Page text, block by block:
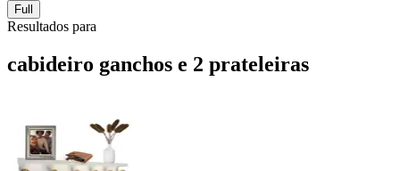
Full
Resultados para
cabideiro ganchos e 2 prateleiras